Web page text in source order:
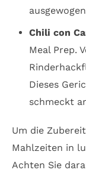
Chili con
Meal Prep.
Dieses
schmeckt
Um die
Mahlzeiten in
Achten Sie